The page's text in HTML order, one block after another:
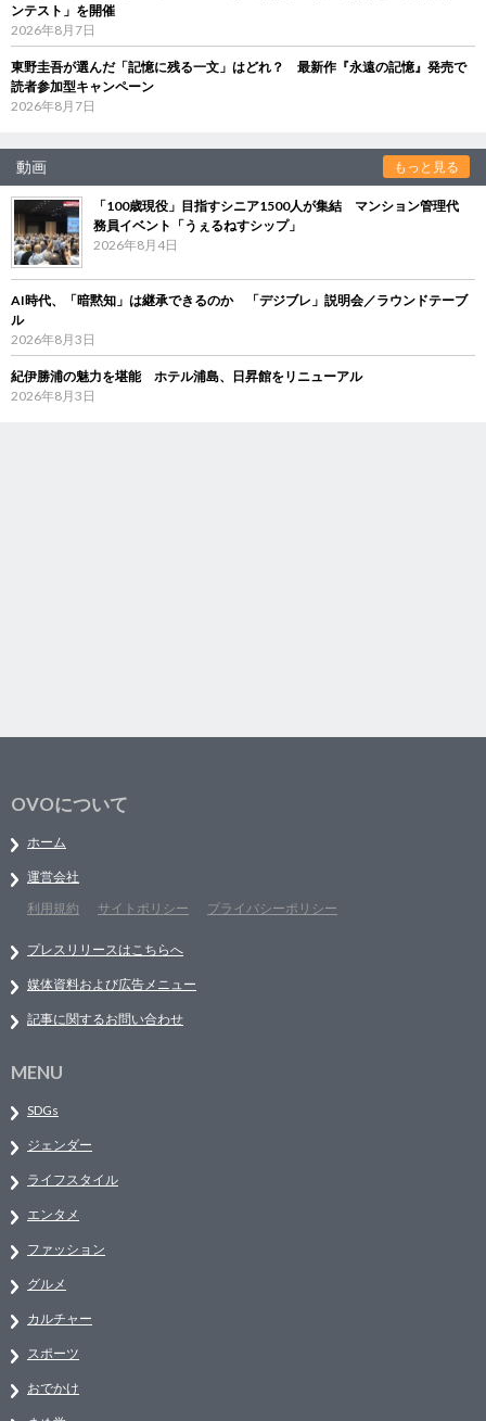
ンテスト」を開催
2026年8月7日
東野圭吾が選んだ「記憶に残る一文」はどれ？ 最新作『永遠の記憶』発売で
読者参加型キャンペーン
2026年8月7日
動画 もっと見る
「100歳現役」目指すシニア1500人が集結 マンション管理代
務員イベント「うぇるねすシップ」
2026年8月4日
AI時代、「暗黙知」は継承できるのか 「デジブレ」説明会／ラウンドテーブ
ル
2026年8月3日
紀伊勝浦の魅力を堪能 ホテル浦島、日昇館をリニューアル
2026年8月3日
OVOについて
ホーム
運営会社
利用規約
サイトポリシー プライバシーポリシー
プレスリリースはこちらへ
媒体資料および広告メニュー
記事に関するお問い合わせ
MENU
SDGs
ジェンダー
ライフスタイル
エンタメ
ファッション
グルメ
カルチャー
スポーツ
おでかけ